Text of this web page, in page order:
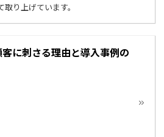
り上げています。
に刺さる理由と導入事例の